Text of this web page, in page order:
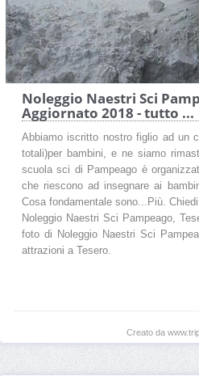
Noleggio Naestri Sci
Aggiornato 2018 - tutto ...
Abbiamo iscritto nostro figlio ad un
totali)per bambini, e ne siamo
scuola sci di Pampeago è
che riescono ad insegnare ai
Cosa fondamentale sono...Più.
Noleggio Naestri Sci Pampeago,
foto di Noleggio Naestri Sci
attrazioni a Tesero.
Creato da